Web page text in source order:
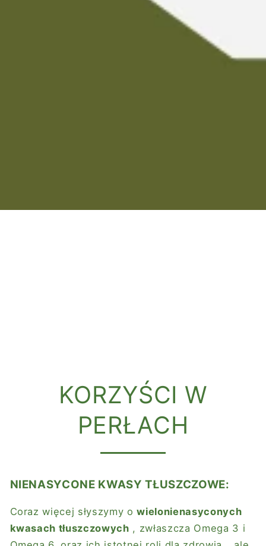
KORZYŚCI W
PERŁACH
NIENASYCONE KWASY TŁUSZCZOWE:
Coraz więcej słyszymy owielonienasyconych
kwasach tłuszczowych , zwłaszcza Omega 3 i